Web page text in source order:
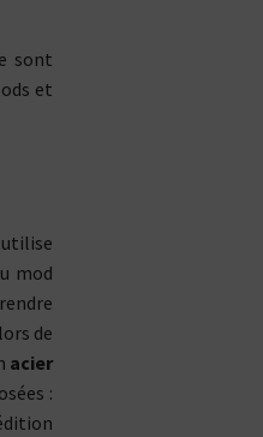
sont
et
mod
de
acier
: